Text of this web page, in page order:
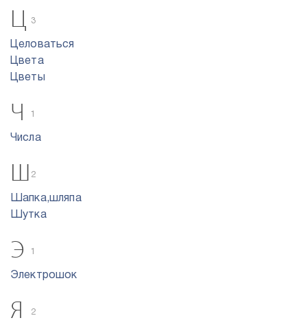
Ц 3
Целоваться
Цвета
Цветы
Ч 1
Числа
Ш 2
Шапка,шляпа
Шутка
Э 1
Электрошок
Я 2